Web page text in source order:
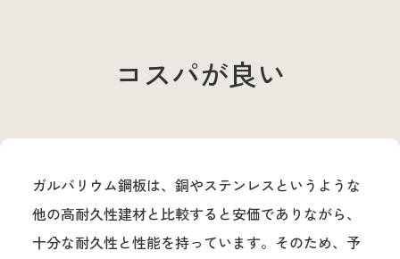
コスパが良い
ガルバリウム鋼板は、銅やステンレスというような
他の高耐久性建材と比較すると安価でありながら、
十分な耐久性と性能を持っています。そのため、予